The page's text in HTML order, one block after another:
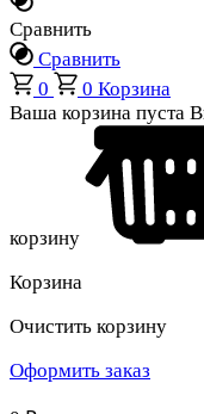
Сравнить
Сравнить
0
0 Корзина
Ваша корзина пуста
корзину
Корзина
Очистить корзину
Оформить заказ